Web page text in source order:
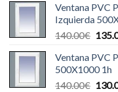
era:
Ventana PVC
Izquierda
140.00€ El
era:
Ventana PVC
500X1000 1h
140.00€ El